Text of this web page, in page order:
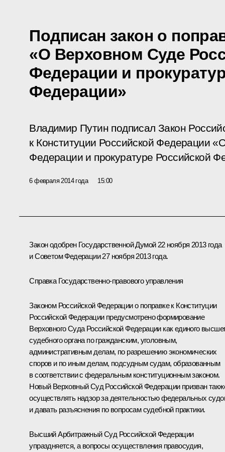
Подписан закон о
«О Верховном Суде
Федерации и
Федерации»
Владимир Путин подписал Закон
к Конституции Российской Федерации
Федерации и прокуратуре Российской
6 февраля 2014 года 15:00
Закон одобрен Государственной Думой 22 ноября 2013 года
и Советом Федерации 27 ноября 2013 года.
Справка Государственно-правового управления
Законом Российской Федерации о поправке к Конституции
Российской Федерации предусмотрено формирование
Верховного Суда Российской Федерации как единого
судебного органа по гражданским, уголовным,
административным делам, по разрешению экономических
споров и по иным делам, подсудным судам, образованным
в соответствии с федеральным конституционным законом.
Новый Верховный Суд Российской Федерации призван
осуществлять надзор за деятельностью федеральных
и давать разъяснения по вопросам судебной практики.
Высший Арбитражный Суд Российской Федерации
упраздняется, а вопросы осуществления правосудия,